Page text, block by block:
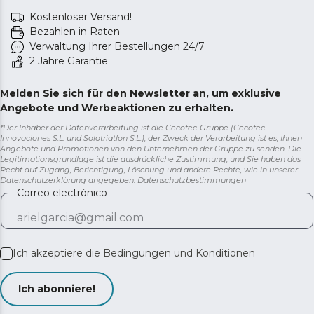
Kostenloser Versand!
Bezahlen in Raten
Verwaltung Ihrer Bestellungen 24/7
2 Jahre Garantie
Melden Sie sich für den Newsletter an, um exklusive
Angebote und Werbeaktionen zu erhalten.
*Der Inhaber der Datenverarbeitung ist die Cecotec-Gruppe (Cecotec
Innovaciones S.L. und Solotriatlon S.L.), der Zweck der Verarbeitung ist es, Ihnen
Angebote und Promotionen von den Unternehmen der Gruppe zu senden. Die
Legitimationsgrundlage ist die ausdrückliche Zustimmung, und Sie haben das
Recht auf Zugang, Berichtigung, Löschung und andere Rechte, wie in unserer
Datenschutzerklärung angegeben. Datenschutzbestimmungen
Correo electrónico
Ich akzeptiere die Bedingungen und Konditionen
Ich abonniere!